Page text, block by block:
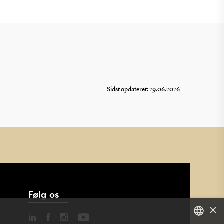
Sidst opdateret: 29.06.2026
Følg os
×